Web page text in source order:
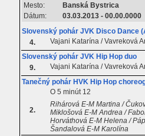
Mesto:
Banská Bystrica
Dátum:
03.03.2013 - 00.00.0000
Slovenský pohár JVK Disco Dance
4.
Vajani Katarína / Vavreková
Slovenský pohár JVK Hip Hop duo
9.
Vajani Katarína / Vavreková
Tanečný pohár HVK Hip Hop
2.
O 5 minút 12
Rihárová E-M Martina /
Miklošová E-M Andrea /
Horváthová E-M Helena /
Šandalová E-M Karolína